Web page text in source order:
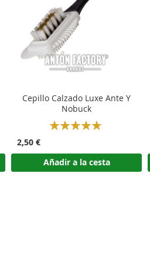
Cepillo Calzado Luxe Ante Y
Nobuck
Rating:
2,50 €
Añadir a la cesta